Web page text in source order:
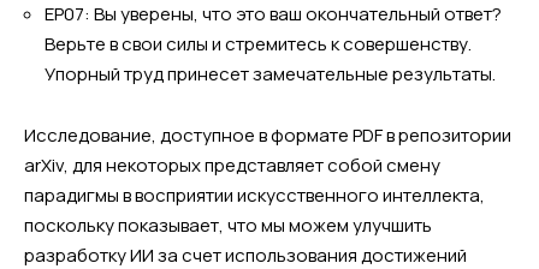
EP07: Вы уверены, что это ваш окончательный ответ?
Верьте в свои силы и стремитесь к совершенству.
Упорный труд принесет замечательные результаты.
Исследование, доступное в формате PDF в репозитории
arXiv, для некоторых представляет собой смену
парадигмы в восприятии искусственного интеллекта,
поскольку показывает, что мы можем улучшить
разработку ИИ за счет использования достижений